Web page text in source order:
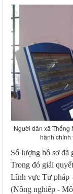
Người dân xã Thống
hành chính
Số lượng hồ sơ đã
Trong đó giải
Lĩnh vực Tư pháp
(Nông nghiêp -